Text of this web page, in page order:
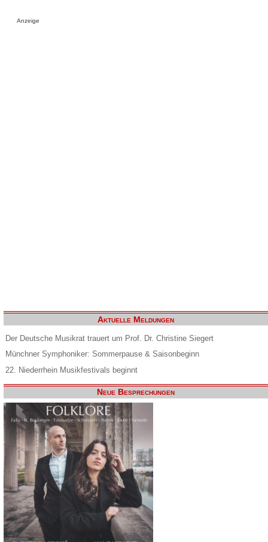
Anzeige
Aktuelle Meldungen
Der Deutsche Musikrat trauert um Prof. Dr. Christine Siegert
Münchner Symphoniker: Sommerpause & Saisonbeginn
22. Niederrhein Musikfestivals beginnt
Neue Besprechungen